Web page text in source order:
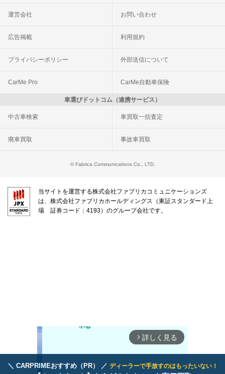
＼ CARPRIMEおすすめ（PR） ／ ディーラーで手放すのはもったいない！
運営会社 お問い合わせ
広告掲載 利用規約
プライバシーポリシー 外部送信について
CarMe Pro CarMe自動車保険
車選びドットコム（連携サービス）
中古車検索 車買取一括査定
廃車買取 事故車買取
© Fabrica Communications Co., LTD.
当サイトを運営する株式会社ファブリカコミュニケーションズ
は、株式会社ファブリカホールディングス（東証スタンダード上
場 証券コード：4193）のグループ会社です。
arrow_forward_ios 詳しく見る